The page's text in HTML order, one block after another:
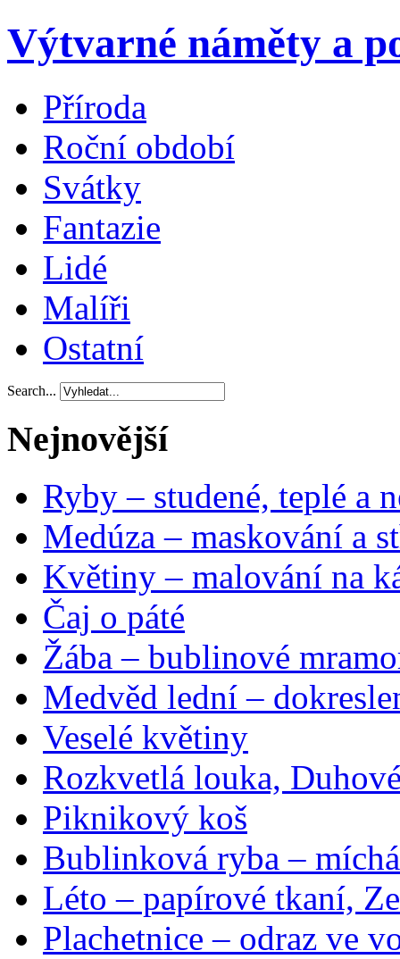
Výtvarné náměty a
Příroda
Roční období
Svátky
Fantazie
Lidé
Malíři
Ostatní
Search...
Nejnovější
Ryby – studené, teplé a
Medúza – maskování a
Květiny – malování na
Čaj o páté
Žába – bublinové
Medvěd lední –
Veselé květiny
Rozkvetlá louka,
Piknikový koš
Bublinková ryba –
Léto – papírové tkaní,
Plachetnice – odraz ve